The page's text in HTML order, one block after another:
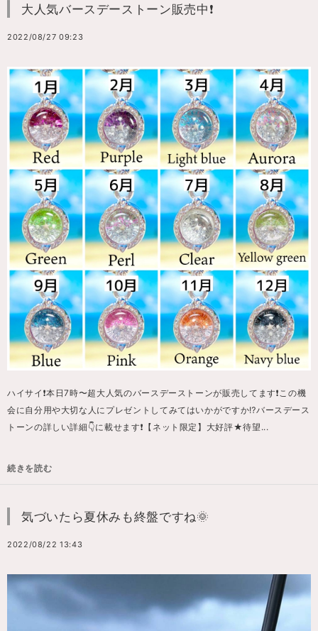
大人気バースデーストーン販売中❗️
2022/08/27 09:23
ハイサイ❗️本日7時〜超大人気のバースデーストーンが販売してます❗️この機
会に自分用や大切な人にプレゼントしてみてはいかがですか⁉️バースデース
トーンの詳しい詳細👇に載せます❗️【ネット限定】大好評★待望...
続きを読む
気づいたら夏休みも終盤ですね🌞
2022/08/22 13:43